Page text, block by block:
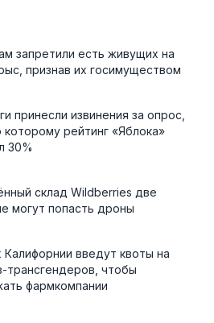
запретили есть живущих на
признав их госимуществом
принесли извинения за опрос,
которому рейтинг «Яблока»
30%
склад Wildberries две
могут попасть дроны
Калифорнии введут квоты на
трансгендеров, чтобы
фармкомпании